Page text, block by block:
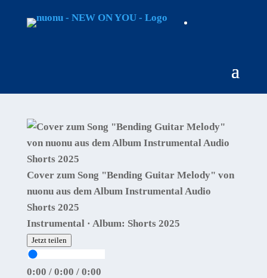
Cover zum Song "Bending Guitar Melody" von
nuonu aus dem Album Instrumental Audio
Shorts 2025
Instrumental · Album: Shorts 2025
Jetzt teilen
0:00 / 0:00 / 0:00